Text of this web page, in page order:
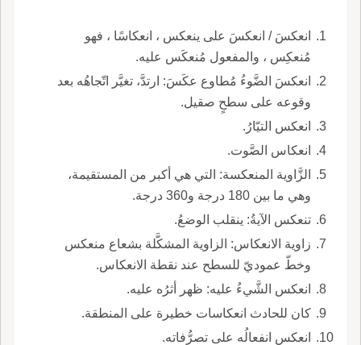
انعكسَ / انعكسَ على ينعكس ، انعكاسًا ، فهو
مُنعكِس ، والمفعول مُنعكَس عليه.
انعكسَ الضَّوءُ مُطاوع عكَسَ: ارتدَّ، تغيَّر اتّجاهُه بعد
وقوعه على سطحٍ صقيل.
انعكس التيّارُ.
انعكاس الصَّوت.
الزَّاوية المنعكسة: التي هي أكبر من المستقيمة،
وهي ما بين 180 درجة و360 درجة.
تنعكس الآيةُ: ينقلب الوضعُ.
زاوية الانعكاس: الزاوية المشكَّلة بشعاع منعكس
وخطّ عموديّ للسطح عند نقطة الانعكاس.
انعكس الشَّيءُ عليه: ظهر أثرُه عليه.
كان للحادث انعكاسات خطيرة على المنطقة.
انعكس انفعالُه على تصرُّفاته.